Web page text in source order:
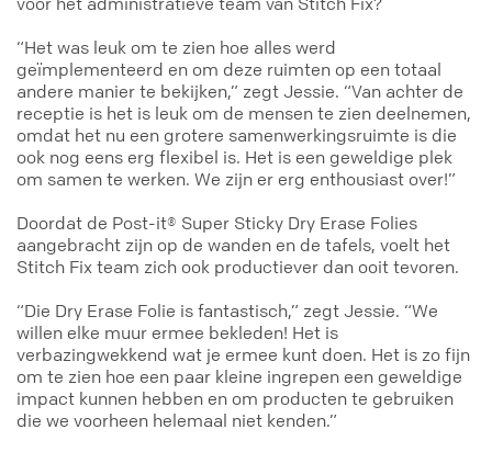
“Het was leuk om te zien hoe alles werd
geïmplementeerd en om deze ruimten op een totaal
andere manier te bekijken,” zegt Jessie. “Van achter de
receptie is het is leuk om de mensen te zien deelnemen,
omdat het nu een grotere samenwerkingsruimte is die
ook nog eens erg flexibel is. Het is een geweldige plek
om samen te werken. We zijn er erg enthousiast over!”
Doordat de Post-it® Super Sticky Dry Erase Folies
aangebracht zijn op de wanden en de tafels, voelt het
Stitch Fix team zich ook productiever dan ooit tevoren.
“Die Dry Erase Folie is fantastisch,” zegt Jessie. “We
willen elke muur ermee bekleden! Het is
verbazingwekkend wat je ermee kunt doen. Het is zo fijn
om te zien hoe een paar kleine ingrepen een geweldige
impact kunnen hebben en om producten te gebruiken
die we voorheen helemaal niet kenden.”